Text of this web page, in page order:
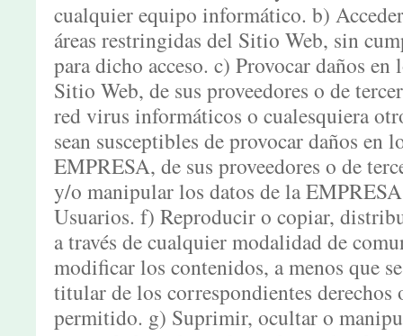
cualquier equipo informático. b)
áreas restringidas del Sitio Web, sin
para dicho acceso. c) Provocar daños
Sitio Web, de sus proveedores o de
red virus informáticos o cualesquiera
sean susceptibles de provocar daños en
EMPRESA, de sus proveedores o de
y/o manipular los datos de la
Usuarios. f) Reproducir o copiar,
a través de cualquier modalidad de
modificar los contenidos, a menos que
titular de los correspondientes
permitido. g) Suprimir, ocultar o